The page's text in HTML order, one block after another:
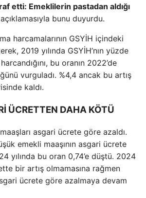
etti: Emeklilerin pastadan aldığı
açıklamasıyla bunu duyurdu.
harcamalarının GSYİH içindeki
2019 yılında GSYİH’nın yüzde
bu oranın 2022’de
vurguladı. %4,4 ancak bu artış
kaldı.
ÜCRETTEN DAHA KÖTÜ
asgari ücrete göre azaldı.
emekli maaşının asgari ücrete
yılında bu oran 0,74’e düştü. 2024
bir artış olmamasına rağmen
ücrete göre azalmaya devam